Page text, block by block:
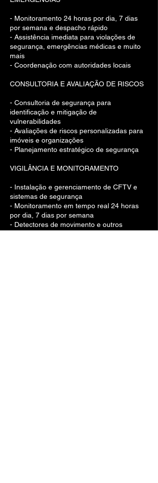
- Monitoramento 24 horas por dia, 7 dias
por semana e despacho rápido
- Assistência imediata para violações de
segurança, emergências médicas e muito
mais
- Coordenação com autoridades locais
CONSULTORIA E AVALIAÇÃO DE RISCOS
- Consultoria de segurança para
identificação e mitigação de
vulnerabilidades
- Avaliações de riscos personalizadas para
imóveis e organizações
- Planejamento estratégico de segurança
VIGILÂNCIA E MONITORAMENTO
- Instalação e gerenciamento de CFTV e
sistemas de segurança
- Monitoramento em tempo real 24 horas
por dia, 7 dias por semana
- Detectores de movimento e outros